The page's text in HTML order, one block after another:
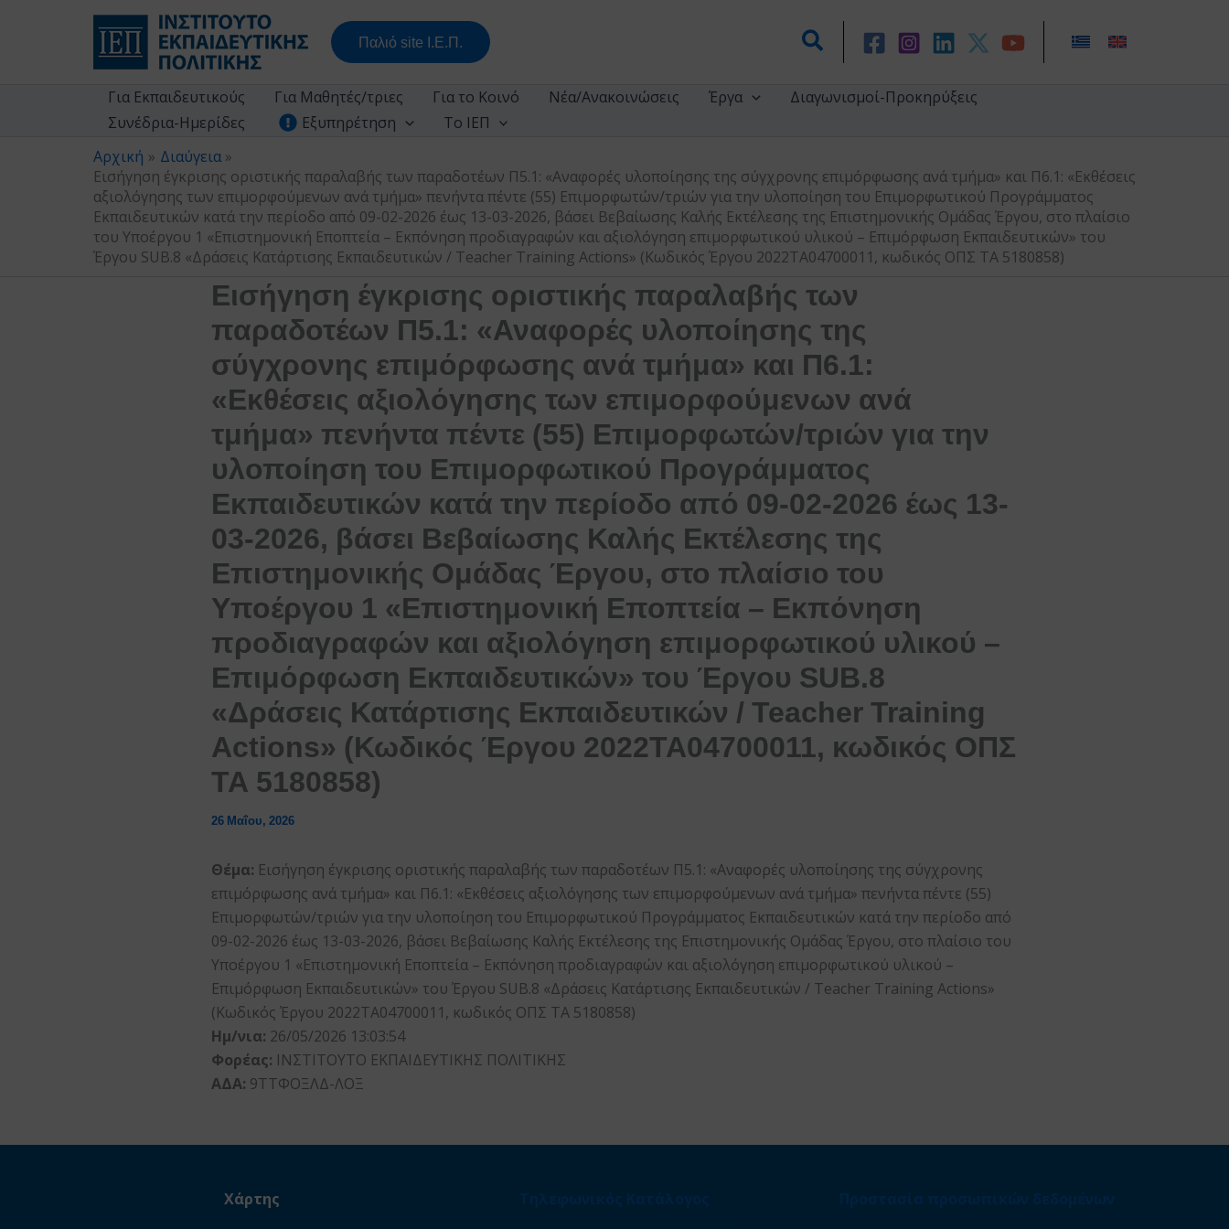
Παλιό site Ι.Ε.Π. Αναζήτηση
Για Εκπαιδευτικούς Για Μαθητές/τριες Για το Κοινό Νέα/Ανακοινώσεις Έργα
Διαγωνισμοί-Προκηρύξεις
Συνέδρια-Ημερίδες
Εξυπηρέτηση
Το ΙΕΠ
Αρχική
Διαύγεια
Εισήγηση έγκρισης οριστικής παραλαβής των παραδοτέων Π5.1: «Αναφορές υλοποίησης της σύγχρονης επιμόρφωσης ανά τμήμα» και Π6.1: «Εκθέσεις
αξιολόγησης των επιμορφούμενων ανά τμήμα» πενήντα πέντε (55) Επιμορφωτών/τριών για την υλοποίηση του Επιμορφωτικού Προγράμματος
Εκπαιδευτικών κατά την περίοδο από 09-02-2026 έως 13-03-2026, βάσει Βεβαίωσης Καλής Εκτέλεσης της Επιστημονικής Ομάδας Έργου, στο πλαίσιο
του Υποέργου 1 «Επιστημονική Εποπτεία – Εκπόνηση προδιαγραφών και αξιολόγηση επιμορφωτικού υλικού – Επιμόρφωση Εκπαιδευτικών» του
Έργου SUB.8 «Δράσεις Κατάρτισης Εκπαιδευτικών / Teacher Training Actions» (Κωδικός Έργου 2022ΤΑ04700011, κωδικός ΟΠΣ ΤΑ 5180858)
Εισήγηση έγκρισης οριστικής παραλαβής των
παραδοτέων Π5.1: «Αναφορές υλοποίησης της
σύγχρονης επιμόρφωσης ανά τμήμα» και Π6.1:
«Εκθέσεις αξιολόγησης των επιμορφούμενων ανά
τμήμα» πενήντα πέντε (55) Επιμορφωτών/τριών για την
υλοποίηση του Επιμορφωτικού Προγράμματος
Εκπαιδευτικών κατά την περίοδο από 09-02-2026 έως 13-
03-2026, βάσει Βεβαίωσης Καλής Εκτέλεσης της
Επιστημονικής Ομάδας Έργου, στο πλαίσιο του
Υποέργου 1 «Επιστημονική Εποπτεία – Εκπόνηση
προδιαγραφών και αξιολόγηση επιμορφωτικού υλικού –
Επιμόρφωση Εκπαιδευτικών» του Έργου SUB.8
«Δράσεις Κατάρτισης Εκπαιδευτικών / Teacher Training
Actions» (Κωδικός Έργου 2022ΤΑ04700011, κωδικός ΟΠΣ
ΤΑ 5180858)
26 Μαΐου, 2026
Θέμα: Εισήγηση έγκρισης οριστικής παραλαβής των παραδοτέων Π5.1: «Αναφορές υλοποίησης της σύγχρονης
επιμόρφωσης ανά τμήμα» και Π6.1: «Εκθέσεις αξιολόγησης των επιμορφούμενων ανά τμήμα» πενήντα πέντε (55)
Επιμορφωτών/τριών για την υλοποίηση του Επιμορφωτικού Προγράμματος Εκπαιδευτικών κατά την περίοδο από
09-02-2026 έως 13-03-2026, βάσει Βεβαίωσης Καλής Εκτέλεσης της Επιστημονικής Ομάδας Έργου, στο πλαίσιο του
Υποέργου 1 «Επιστημονική Εποπτεία – Εκπόνηση προδιαγραφών και αξιολόγηση επιμορφωτικού υλικού –
Επιμόρφωση Εκπαιδευτικών» του Έργου SUB.8 «Δράσεις Κατάρτισης Εκπαιδευτικών / Teacher Training Actions»
(Κωδικός Έργου 2022ΤΑ04700011, κωδικός ΟΠΣ ΤΑ 5180858)
Ημ/νια: 26/05/2026 13:03:54
Φορέας: ΙΝΣΤΙΤΟΥΤΟ ΕΚΠΑΙΔΕΥΤΙΚΗΣ ΠΟΛΙΤΙΚΗΣ
ΑΔΑ: 9ΤΤΦΟΞΛΔ-ΛΟΞ
Χάρτης